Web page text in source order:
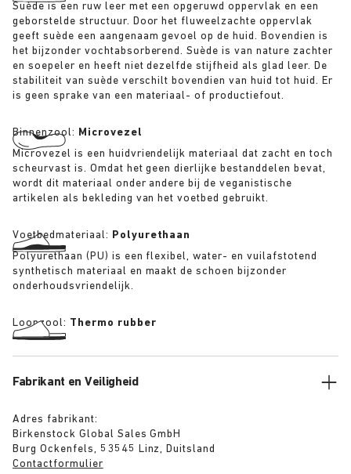
Suède is een ruw leer met een opgeruwd oppervlak en een
geborstelde structuur. Door het fluweelzachte oppervlak
geeft suède een aangenaam gevoel op de huid. Bovendien is
het bijzonder vochtabsorberend. Suède is van nature zachter
en soepeler en heeft niet dezelfde stijfheid als glad leer. De
stabiliteit van suède verschilt bovendien van huid tot huid. Er
is geen sprake van een materiaal- of productiefout.
Binnenzool: Microvezel
Microvezel is een huidvriendelijk materiaal dat zacht en toch
scheurvast is. Omdat het geen dierlijke bestanddelen bevat,
wordt dit materiaal onder andere bij de veganistische
artikelen als bekleding van het voetbed gebruikt.
Voetbedmateriaal: Polyurethaan
Polyurethaan (PU) is een flexibel, water- en vuilafstotend
synthetisch materiaal en maakt de schoen bijzonder
onderhoudsvriendelijk.
Loopzool: Thermo rubber
Fabrikant en Veiligheid
Adres fabrikant:
Birkenstock Global Sales GmbH
Burg Ockenfels, 53545 Linz, Duitsland
Contactformulier